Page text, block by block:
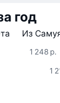
год
Из
1 248 р.
1